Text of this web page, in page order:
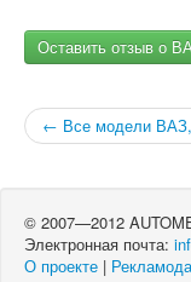
Оставить отзыв о
← Все модели
© 2007—2012
Электронная почта:
О проекте |